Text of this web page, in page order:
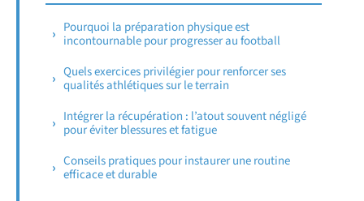
Pourquoi la préparation physique est
incontournable pour progresser au football
Quels exercices privilégier pour renforcer ses
qualités athlétiques sur le terrain
Intégrer la récupération : l’atout souvent négligé
pour éviter blessures et fatigue
Conseils pratiques pour instaurer une routine
efficace et durable